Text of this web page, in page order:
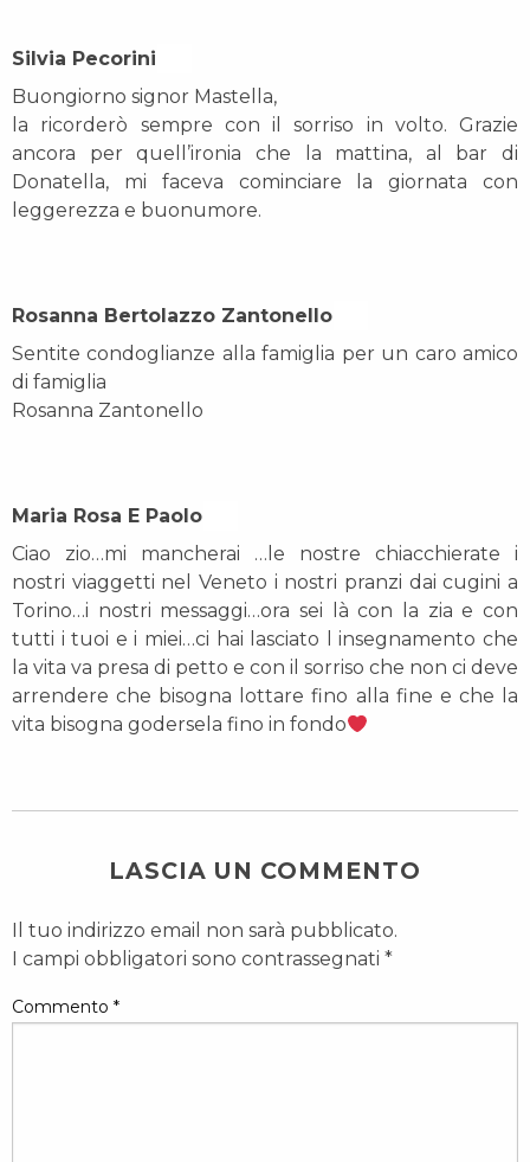
Silvia Pecorini On
Buongiorno signor Mastella,
la ricorderò sempre con il sorriso in volto. Grazie
ancora per quell’ironia che la mattina, al bar di
Donatella, mi faceva cominciare la giornata con
leggerezza e buonumore.
Rosanna Bertolazzo Zantonello On
Sentite condoglianze alla famiglia per un caro amico
di famiglia
Rosanna Zantonello
Maria Rosa E Paolo On
Ciao zio…mi mancherai …le nostre chiacchierate i
nostri viaggetti nel Veneto i nostri pranzi dai cugini a
Torino…i nostri messaggi…ora sei là con la zia e con
tutti i tuoi e i miei…ci hai lasciato l insegnamento che
la vita va presa di petto e con il sorriso che non ci deve
arrendere che bisogna lottare fino alla fine e che la
vita bisogna godersela fino in fondo
LASCIA UN COMMENTO
Il tuo indirizzo email non sarà pubblicato.
I campi obbligatori sono contrassegnati *
Commento *